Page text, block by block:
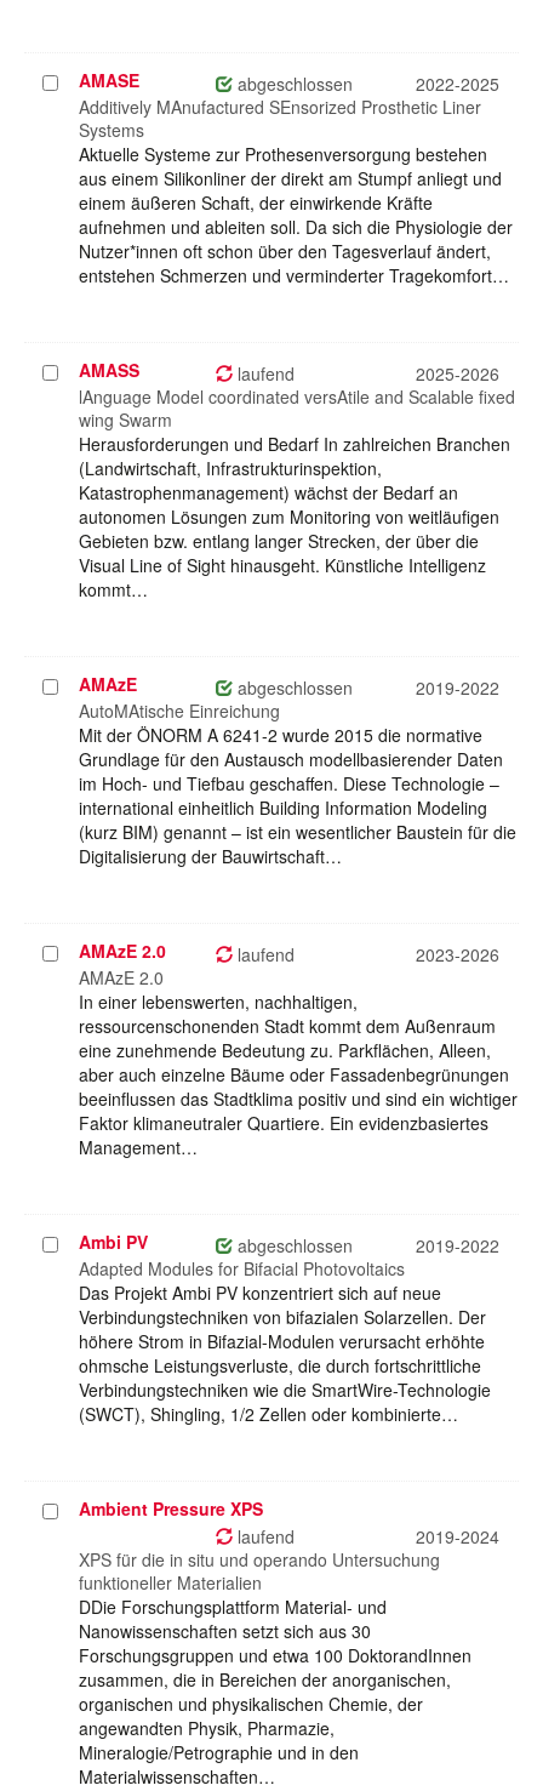
Projekt
auswählen
AMASE abgeschlossen
2022-2025
Additively MAnufactured SEnsorized Prosthetic Liner
Systems
Aktuelle Systeme zur Prothesenversorgung bestehen
aus einem Silikonliner der direkt am Stumpf anliegt und
einem äußeren Schaft, der einwirkende Kräfte
aufnehmen und ableiten soll. Da sich die Physiologie der
Nutzer*innen oft schon über den Tagesverlauf ändert,
entstehen Schmerzen und verminderter Tragekomfort…
Projekt
auswählen
AMASS laufend
2025-2026
lAnguage Model coordinated versAtile and Scalable fixed
wing Swarm
Herausforderungen und Bedarf In zahlreichen Branchen
(Landwirtschaft, Infrastrukturinspektion,
Katastrophenmanagement) wächst der Bedarf an
autonomen Lösungen zum Monitoring von weitläufigen
Gebieten bzw. entlang langer Strecken, der über die
Visual Line of Sight hinausgeht. Künstliche Intelligenz
kommt…
Projekt
auswählen
AMAzE abgeschlossen
2019-2022
AutoMAtische Einreichung
Mit der ÖNORM A 6241-2 wurde 2015 die normative
Grundlage für den Austausch modellbasierender Daten
im Hoch- und Tiefbau geschaffen. Diese Technologie –
international einheitlich Building Information Modeling
(kurz BIM) genannt – ist ein wesentlicher Baustein für die
Digitalisierung der Bauwirtschaft…
Projekt
auswählen
AMAzE 2.0 laufend
2023-2026
AMAzE 2.0
In einer lebenswerten, nachhaltigen,
ressourcenschonenden Stadt kommt dem Außenraum
eine zunehmende Bedeutung zu. Parkflächen, Alleen,
aber auch einzelne Bäume oder Fassadenbegrünungen
beeinflussen das Stadtklima positiv und sind ein wichtiger
Faktor klimaneutraler Quartiere. Ein evidenzbasiertes
Management…
Projekt
auswählen
Ambi PV abgeschlossen
2019-2022
Adapted Modules for Bifacial Photovoltaics
Das Projekt Ambi PV konzentriert sich auf neue
Verbindungstechniken von bifazialen Solarzellen. Der
höhere Strom in Bifazial-Modulen verursacht erhöhte
ohmsche Leistungsverluste, die durch fortschrittliche
Verbindungstechniken wie die SmartWire-Technologie
(SWCT), Shingling, 1/2 Zellen oder kombinierte…
ProjektAmbient Pressure XPS
laufend
2019-2024
XPS für die in situ und operando Untersuchung
funktioneller Materialien
DDie Forschungsplattform Material- und
Nanowissenschaften setzt sich aus 30
Forschungsgruppen und etwa 100 DoktorandInnen
zusammen, die in Bereichen der anorganischen,
organischen und physikalischen Chemie, der
angewandten Physik, Pharmazie,
Mineralogie/Petrographie und in den
Materialwissenschaften…